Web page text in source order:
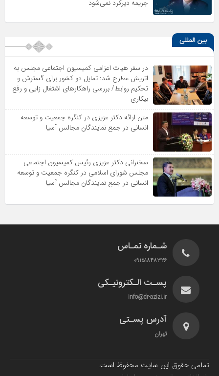
جریمه دیرکرد نمی‌شود
بین المللی
در سفر هیات اعزامی کمیسیون اجتماعی مجلس به
اتریش مطرح شد: تمایل دو کشور برای گسترش و
تحکیم روابط/ بررسی راهکارهای اشتغال زایی و رفع
بیکاری
متن ارائه دکتر عزیزى در کنگره جمعیت و توسعه
انسانى در جمع نمایندگان مجالس آسیا
سخنرانى دکتر عزیزى رئیس کمیسیون اجتماعى
مجلس شوراى اسلامى در کنگره جمعیت و توسعه
انسانى در جمع نمایندگان مجالس آسیا
شـماره تمـاس
۰۹۱۵۱۸۴۸۳۲۶
پسـت الـکترونیـکی
info@dr-azizi.ir
آدرس پسـتی
تهران
تمامی حقوق این سایت محفوظ است.